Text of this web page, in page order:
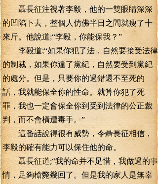
聶長征注視著李毅，他的一雙眼睛深深
的凹陷下去，整個人仿佛半日之間就瘦了十
來斤。他說道;“李毅，你能保我？”
李毅道;“如果你犯了法，自然要接受法律
的制裁，如果你違了黨紀，自然要受到黨紀
的處分。但是，只要你的過錯還不至死的
話，我就能保全你的性命。就算你犯了死
罪，我也一定會保全你到受到法律的公正裁
判，而不會橫遭毒手。”
這番話說得很有威勢，令聶長征相信，
李毅的確有能力可以保住他的命。
聶長征道;“我的命并不足惜，我做過的事
情，足夠槍斃幾回了。但是我的家人是無辜